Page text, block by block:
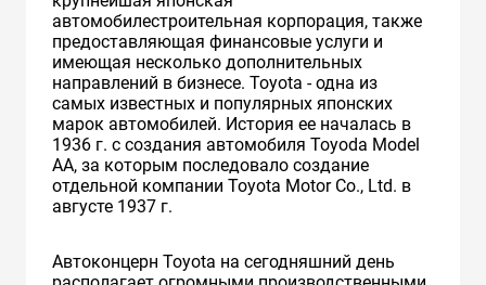
автомобилестроительная корпорация, также
предоставляющая финансовые услуги и
имеющая несколько дополнительных
направлений в бизнесе. Toyota - одна из
самых известных и популярных японских
марок автомобилей. История ее началась в
1936 г. с создания автомобиля Toyoda Model
AA, за которым последовало создание
отдельной компании Toyota Motor Co., Ltd. в
августе 1937 г.
Автоконцерн Toyota на сегодняшний день